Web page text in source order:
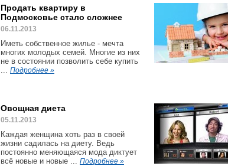
Продать квартиру в
Подмосковье стало сложнее
06.11.2013
Иметь собственное жилье - мечта
многих молодых семей. Многие из них
не в состоянии позволить себе купить
... Подробнее »
Овощная диета
05.11.2013
Каждая женщина хоть раз в своей
жизни садилась на диету. Ведь
постоянно меняющаяся мода диктует
всё новые и новые ... Подробнее »